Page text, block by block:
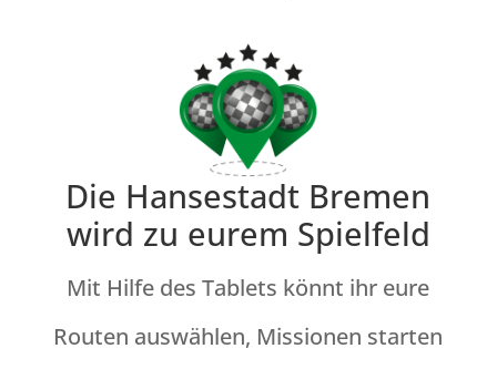
Die Hansestadt Bremen
wird zu eurem Spielfeld
Mit Hilfe des Tablets könnt ihr eure
Routen auswählen, Missionen starten